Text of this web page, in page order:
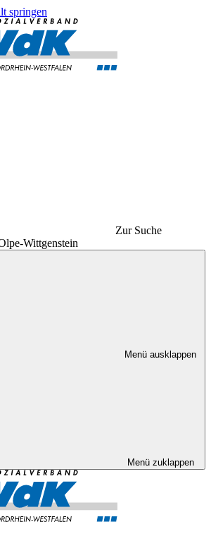
springen
Zur Suche
Wittgenstein
Menü ausklappen
Menü zuklappen